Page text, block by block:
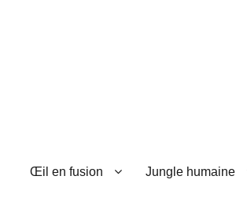
Œil en fusion Jungle humaine